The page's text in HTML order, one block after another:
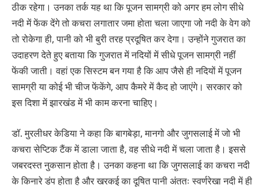
ठीक रहेगा। उनका तर्क यह था कि पूजन सामग्री को अगर हम लोग सीधे
नदी में फेंक देंगे तो कचरा लगातार जमा होता चला जाएगा जो नदी के वेग को
तो रोकेगा ही, पानी को भी बुरी तरह प्रदूषित कर देगा। उन्होंने गुजरात का
उदाहरण देते हुए बताया कि गुजरात में नदियों में सीधे पूजन सामग्री नहीं
फेंकी जाती। वहां एक सिस्टम बन गया है कि आप जैसे ही नदियों में पूजन
सामग्री या कोई भी चीज फेंकेंगे, आप कैमरे में कैद हो जाएंगे। सरकार को
इस दिशा में झारखंड में भी काम करना चाहिए।
डॉ. मुरलीधर केडिया ने कहा कि बागबेड़ा, मानगो और जुगसलाई में जो भी
कचरा सेप्टिक टैंक में डाला जाता है, वह सीधे नदी में चला जाता है। इससे
जबरदस्त नुकसान होता है। उनका कहना था कि जुगसलाई का कचरा नदी
के किनारे डंप होता है और खरकई का दूषित पानी अंततः स्वर्णरेखा नदी में ही